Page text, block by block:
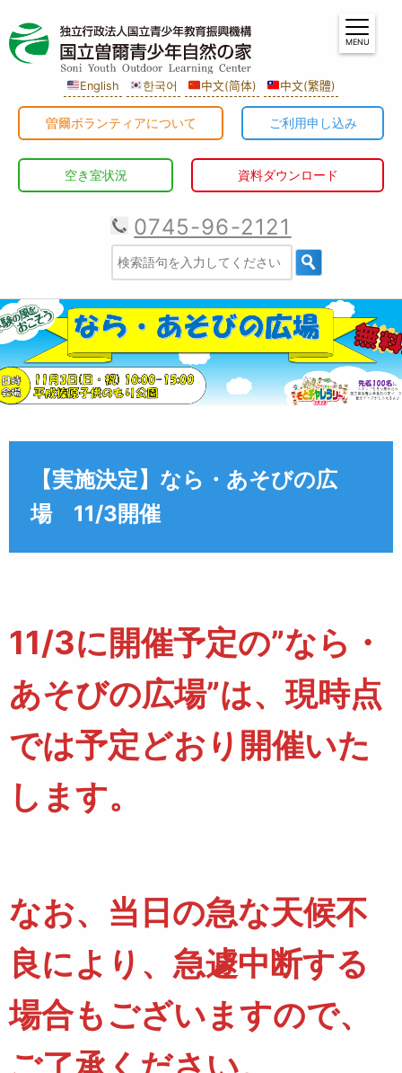
English 한국어 中文(简体) 中文(繁體)
曽爾ボランティアについて ご利用申し込み
空き室状況 資料ダウンロード
0745-96-2121
MENU
【実施決定】なら・あそびの広
場 11/3開催
11/3に開催予定の”なら・
あそびの広場”は、現時点
では予定どおり開催いた
します。
なお、当日の急な天候不
良により、急遽中断する
場合もございますので、